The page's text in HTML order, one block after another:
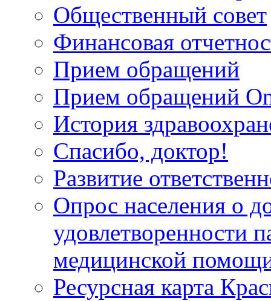
Общественный совет
Финансовая
Прием обращений
Прием обращений
История
Спасибо, доктор!
Развитие
Опрос населения о
удовлетворенности
медицинской
Ресурсная карта